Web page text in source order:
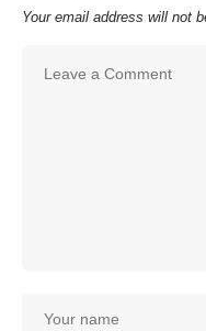
Your email address will not